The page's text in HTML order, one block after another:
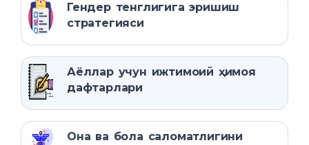
Гендер тенглигига эришиш
стратегияси
Аёллар учун ижтимоий ҳимоя
дафтарлари
Она ва бола саломатлигини